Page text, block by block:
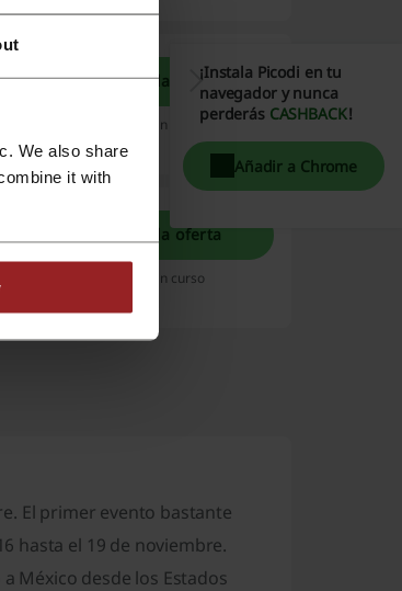
We also share
it with
Mostrar la oferta
Vence: En curso
Mostrar la oferta
Vence: En curso
El primer evento bastante
hasta el 19 de noviembre.
México desde los Estados
¡Instala Picodi en tu
navegador y nunca
perderás CASHBACK!
Añadir a Chrome